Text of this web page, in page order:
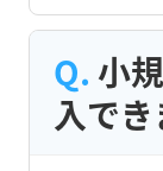
小
入でき